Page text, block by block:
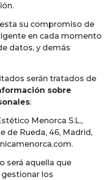
su compromiso de
en cada momento
datos, y demás
serán tratados de
sobre
:
Menorca S.L.,
de Rueda, 46, Madrid,
será aquella que
los